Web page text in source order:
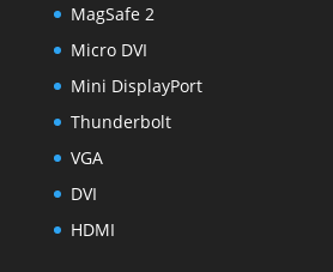
MagSafe 2
Micro DVI
Mini DisplayPort
Thunderbolt
VGA
DVI
HDMI